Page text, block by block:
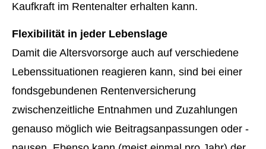
Kaufkraft im Rentenalter erhalten kann.
Flexibilität in jeder Lebenslage
Damit die Alters­vorsorge auch auf verschiedene
Lebenssituationen reagieren kann, sind bei einer
fondsgebundenen Rentenversicherung
zwischenzeitliche Entnahmen und Zuzahlungen
genauso möglich wie Beitragsanpassungen oder -